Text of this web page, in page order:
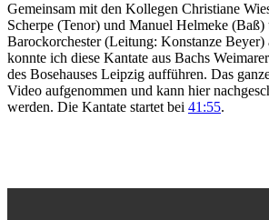
Gemeinsam mit den Kollegen Christiane
Scherpe (Tenor) und Manuel Helmeke
Barockorchester (Leitung: Konstanze Beyer)
konnte ich diese Kantate aus Bachs
des Bosehauses Leipzig aufführen. Das
Video aufgenommen und kann hier
werden. Die Kantate startet bei 41:55.